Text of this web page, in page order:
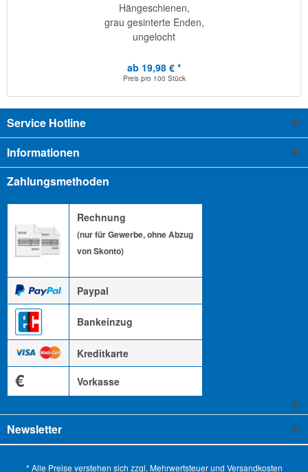
Hängeschienen,
grau gesinterte Enden,
ungelocht
ab 19,98 € *
Preis pro 100 Stück
Service Hotline
Informationen
Zahlungsmethoden
Rechnung
(nur für Gewerbe, ohne Abzug
von Skonto)
Paypal
Bankeinzug
Kreditkarte
€ Vorkasse
Newsletter
* Alle Preise verstehen sich zzgl. Mehrwertsteuer und Versandkosten